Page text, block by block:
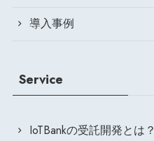
導入事例
Service
IoTBankの受託開発とは？